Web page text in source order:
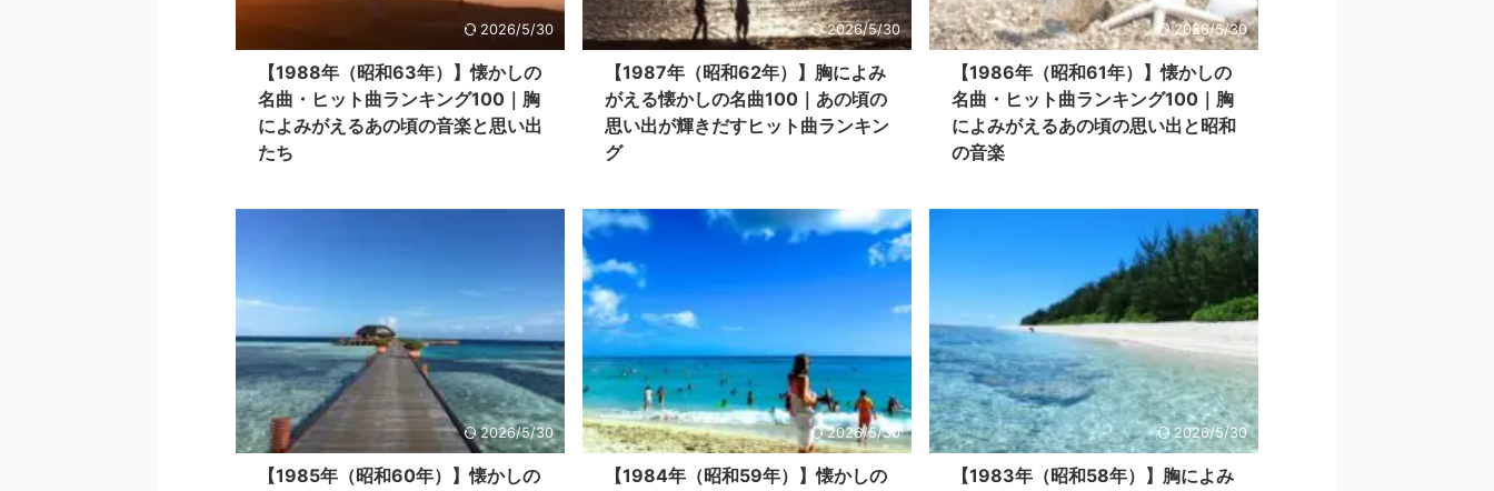
2026/5/30
【1988年（昭和63年）】懐かしの
名曲・ヒット曲ランキング100｜胸
によみがえるあの頃の音楽と思い出
たち
2026/5/30
【1987年（昭和62年）】胸によみ
がえる懐かしの名曲100｜あの頃の
思い出が輝きだすヒット曲ランキン
グ
2026/5/30
【1986年（昭和61年）】懐かしの
名曲・ヒット曲ランキング100｜胸
によみがえるあの頃の思い出と昭和
の音楽
2026/5/30
【1985年（昭和60年）】懐かしの
2026/5/30
【1984年（昭和59年）】懐かしの
2026/5/30
【1983年（昭和58年）】胸によみ